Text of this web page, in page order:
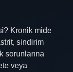
Kronik mide
sindirim
sorunlarına
veya